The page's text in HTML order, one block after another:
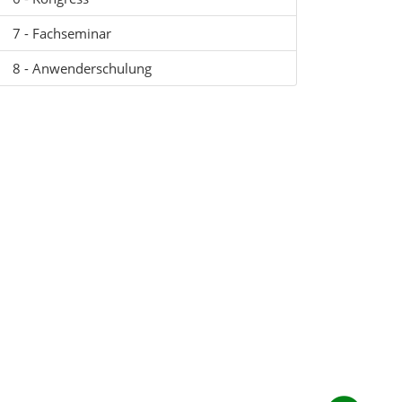
7 - Fachseminar
8 - Anwenderschulung